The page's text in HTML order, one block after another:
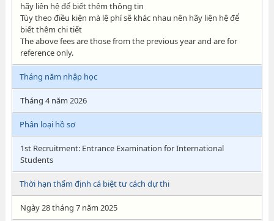
hãy liên hệ để biết thêm thông tin
Tùy theo điều kiện mà lệ phí sẽ khác nhau nên hãy liện hệ để
biết thêm chi tiết
The above fees are those from the previous year and are for
reference only.
Tháng năm nhập học
Tháng 4 năm 2026
Phân loại hồ sơ
1st Recruitment: Entrance Examination for International
Students
Thời hạn thẩm định cá biệt tư cách dự thi
Ngày 28 tháng 7 năm 2025